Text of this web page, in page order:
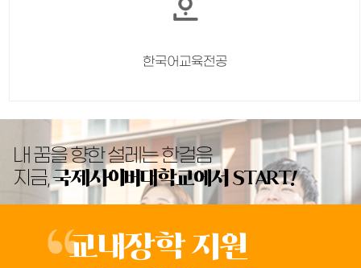
한국어교육전공
내 꿈을 향한 설레는 한걸음
지금,국제사이버대학교에서 START!
교내장